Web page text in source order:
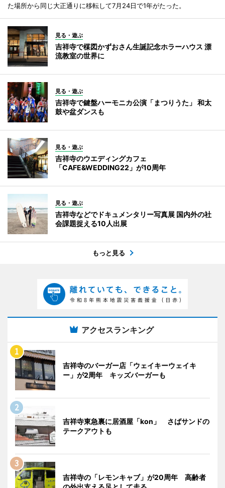
た場所から同じ大正通りに移転して7月24日で1年がたった。
見る・遊ぶ
吉祥寺で楳図かずおさん生誕記念ホラーハウス 漂
流教室の世界に
見る・遊ぶ
吉祥寺で鍵盤ハーモニカ公演「まつりうた」 和太
鼓や盆ダンスも
見る・遊ぶ
吉祥寺のウエディングカフェ
「CAFE&WEDDING22」が10周年
見る・遊ぶ
吉祥寺などでドキュメンタリー写真展 国内外の社
会課題捉える10人出展
もっと見る
アクセスランキング
吉祥寺のバーガー店「ウェイキーウェイキ
ー」が2周年 キッズバーガーも
吉祥寺東急裏に居酒屋「kon」 さばサンドの
テークアウトも
吉祥寺の「レモンキャブ」が20周年 高齢者